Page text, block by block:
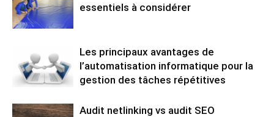
essentiels à considérer
Les principaux avantages de
l’automatisation informatique pour la
gestion des tâches répétitives
Audit netlinking vs audit SEO